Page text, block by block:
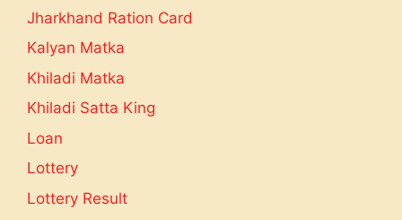
Jharkhand Ration Card
Kalyan Matka
Khiladi Matka
Khiladi Satta King
Loan
Lottery
Lottery Result